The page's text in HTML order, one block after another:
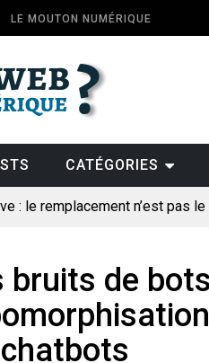
LE MOUTON NUMÉRIQUE
CATÉGORIES
: le remplacement n’est pas
le pillage
des perroquets
bruits de